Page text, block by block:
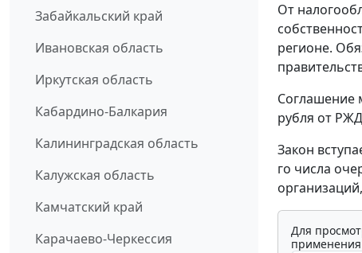
Забайкальский край
Ивановская область
Иркутская область
Кабардино-Балкария
Калининградская область
Калужская область
Камчатский край
Карачаево-Черкессия
От
регионе.
Соглашение
рубля от
Закон
го числа
Для
применения